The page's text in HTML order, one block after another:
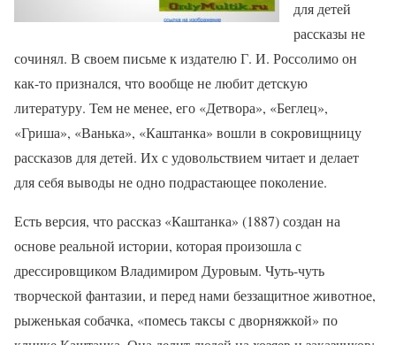
для детей
рассказы не
сочинял. В своем письме к издателю Г. И. Россолимо он
как-то признался, что вообще не любит детскую
литературу. Тем не менее, его «Детвора», «Беглец»,
«Гриша», «Ванька», «Каштанка» вошли в сокровищницу
рассказов для детей. Их с удовольствием читает и делает
для себя выводы не одно подрастающее поколение.
Есть версия, что рассказ «Каштанка» (1887) создан на
основе реальной истории, которая произошла с
дрессировщиком Владимиром Дуровым. Чуть-чуть
творческой фантазии, и перед нами беззащитное животное,
рыженькая собачка, «помесь таксы с дворняжкой» по